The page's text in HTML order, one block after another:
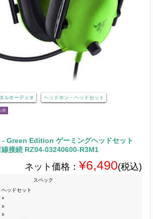
ルオーディオ ヘッドホン・ヘッドセット
荷
Green Edition ゲーミングヘッドセット
接続 RZ04-03240600-R3M1
ネット価格： ¥6,490(税込)
スペック
ヘッドセット
×
○
○